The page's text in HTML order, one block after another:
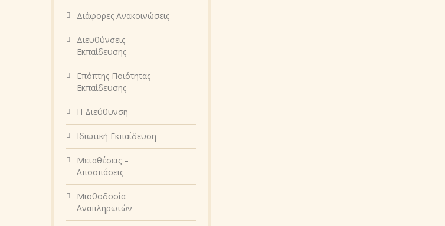
Διάφορες Ανακοινώσεις
Διευθύνσεις
Εκπαίδευσης
Επόπτης Ποιότητας
Εκπαίδευσης
Η Διεύθυνση
Ιδιωτική Εκπαίδευση
Μεταθέσεις –
Αποσπάσεις
Μισθοδοσία
Αναπληρωτών